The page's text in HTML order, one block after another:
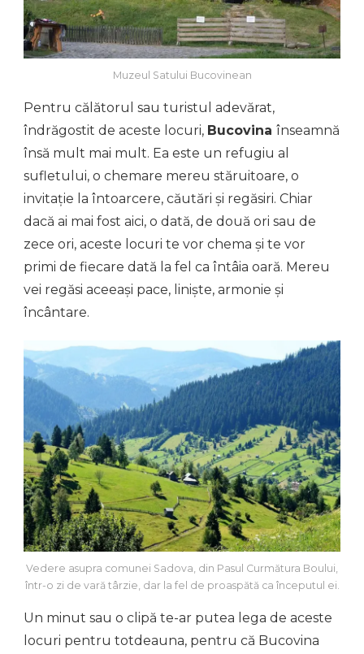
Muzeul Satului Bucovinean
Pentru călătorul sau turistul adevărat,
îndrăgostit de aceste locuri, Bucovina înseamnă
însă mult mai mult. Ea este un refugiu al
sufletului, o chemare mereu stăruitoare, o
invitație la întoarcere, căutări și regăsiri. Chiar
dacă ai mai fost aici, o dată, de două ori sau de
zece ori, aceste locuri te vor chema și te vor
primi de fiecare dată la fel ca întâia oară. Mereu
vei regăsi aceeași pace, liniște, armonie și
încântare.
Vedere asupra comunei Sadova, din Pasul Curmătura Boului,
într-o zi de vară târzie, dar la fel de proaspătă ca începutul ei.
Un minut sau o clipă te-ar putea lega de aceste
locuri pentru totdeauna, pentru că Bucovina